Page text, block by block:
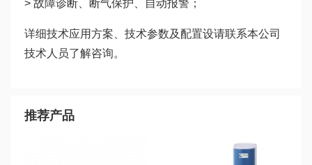
> 故障诊断、断气保护、自动报警；
详细技术应用方案、技术参数及配置设请联系本公司
技术人员了解咨询。
推荐产品